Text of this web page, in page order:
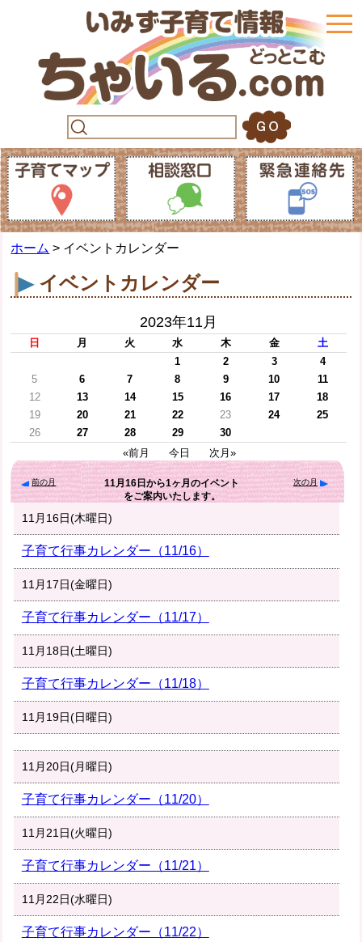
ホーム > イベントカレンダー
イベントカレンダー
2023年11月
日 月 火 水 木 金
土
1
2 3
4
5
6 7 8 9 10
11
12
13 14 15 16 17
18
19
20 21 22 23 24
25
26
27 28 29
30
«前月
今日 次月»
前の月 11月16日から1ヶ月のイベント
をご案内いたします。
次の月
11月16日(木曜日)
子育て行事カレンダー（11/16）
11月17日(金曜日)
子育て行事カレンダー（11/17）
11月18日(土曜日)
子育て行事カレンダー（11/18）
11月19日(日曜日)
11月20日(月曜日)
子育て行事カレンダー（11/20）
11月21日(火曜日)
子育て行事カレンダー（11/21）
11月22日(水曜日)
子育て行事カレンダー（11/22）